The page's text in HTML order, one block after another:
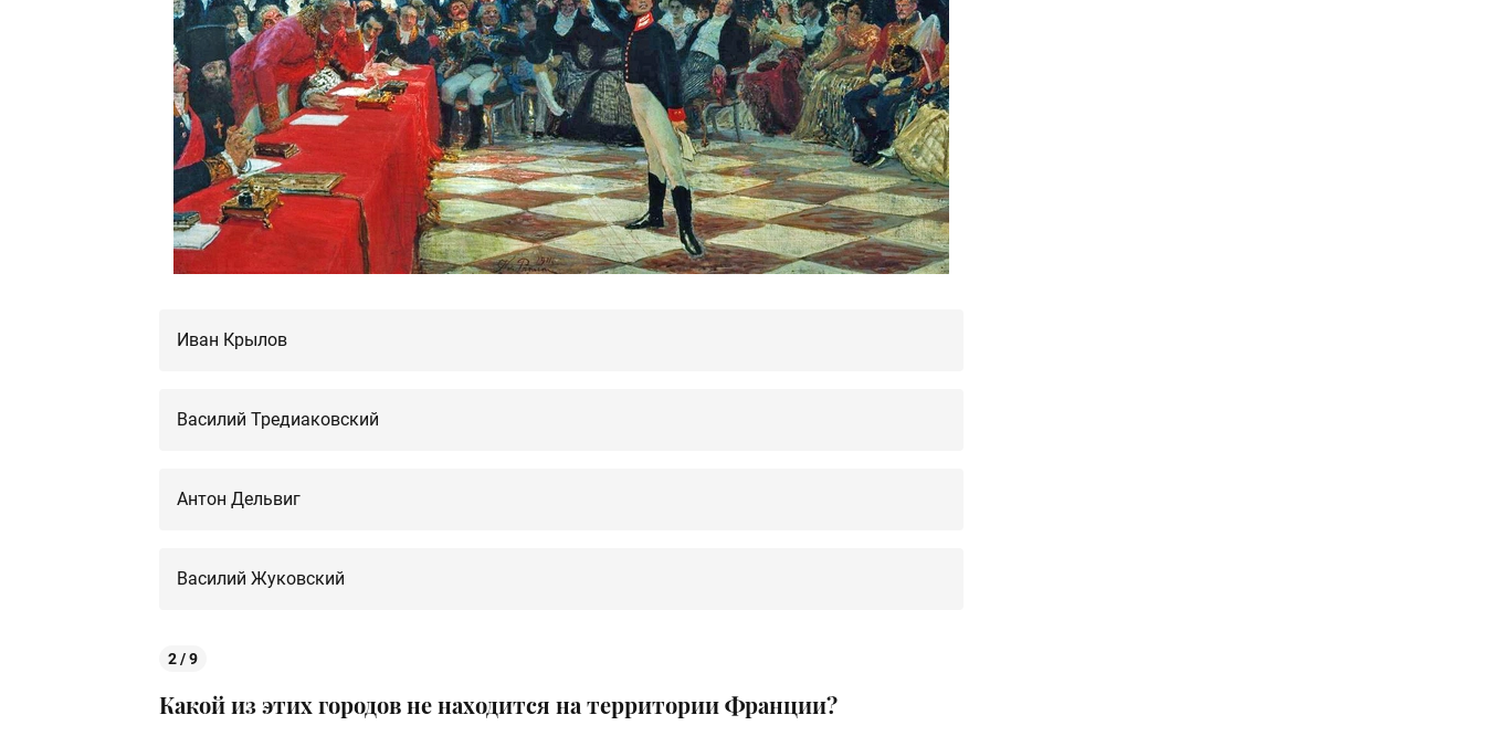
Иван Крылов
Василий Тредиаковский
Антон Дельвиг
Василий Жуковский
2 / 9
Какой из этих городов не находится на территории Франции?